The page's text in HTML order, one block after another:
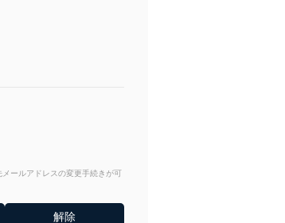
ールアドレスの変更手続きが可